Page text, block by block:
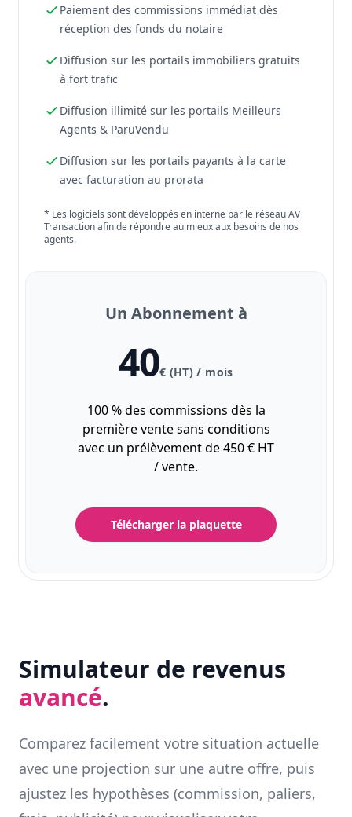
Paiement des commissions immédiat dès
réception des fonds du notaire
Diffusion sur les portails immobiliers gratuits
à fort trafic
Diffusion illimité sur les portails Meilleurs
Agents & ParuVendu
Diffusion sur les portails payants à la carte
avec facturation au prorata
* Les logiciels sont développés en interne par le réseau AV
Transaction afin de répondre au mieux aux besoins de nos
agents.
Un Abonnement à
40€ (HT) / mois
100 % des commissions dès la
première vente sans conditions
avec un prélèvement de 450 € HT
/ vente.
Télécharger la plaquette
Simulateur de revenus
avancé.
Comparez facilement votre situation actuelle
avec une projection sur une autre offre, puis
ajustez les hypothèses (commission, paliers,